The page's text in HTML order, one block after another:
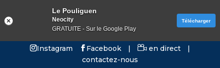
Instagram Facebook | en direct
|
contactez-nous
Le Pouliguen
Neocity
GRATUITE - Sur le Google Play
Télécharger